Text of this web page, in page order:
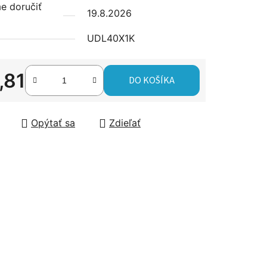
doručiť
19.8.2026
UDL40X1K
cena:
DO KOŠÍKA
Opýtať sa Zdieľať